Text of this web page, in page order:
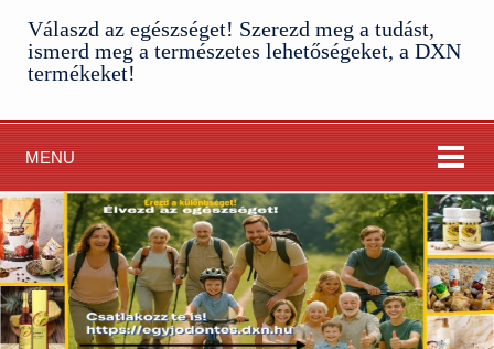
Válaszd az egészséget! Szerezd meg a tudást,
ismerd meg a természetes lehetőségeket, a DXN
termékeket!
MENU